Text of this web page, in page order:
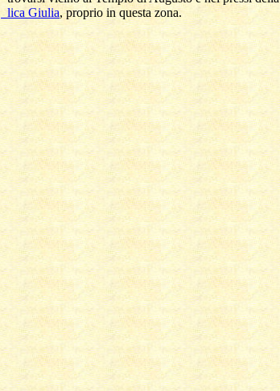
  lica Giulia
, proprio in questa zona.